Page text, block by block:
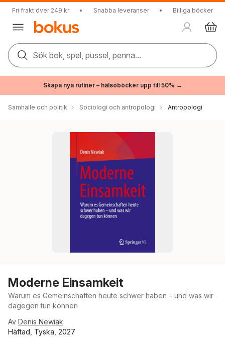
Fri frakt över 249 kr • Snabba leveranser • Billiga böcker
Sök bok, spel, pussel, penna...
Skapa nya rutiner – hälsoböcker upp till 50% →
Samhälle och politik Sociologi och antropologi Antropologi
Moderne Einsamkeit
Warum es Gemeinschaften heute schwer haben – und was wir
dagegen tun können
Av Denis Newiak
Häftad, Tyska, 2027